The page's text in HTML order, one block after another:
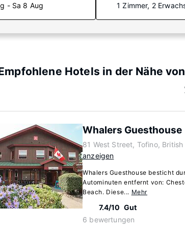
- Sa 8 Aug 1 Zimmer, 2
Hotels in der Nähe
Whalers Guesthouse
81 West Street, Tofino,
anzeigen
Whalers Guesthouse besticht
Autominuten entfernt von:
Beach. Diese... Mehr
7.4/10 Gut
6 bewertungen